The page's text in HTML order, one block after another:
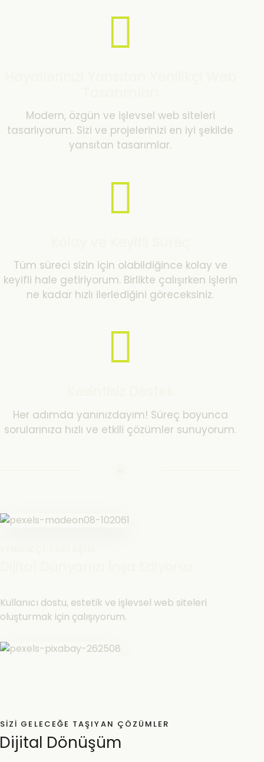
Modern, özgün ve işlevsel web siteleri
tasarlıyorum. Sizi ve projelerinizi en iyi şekilde
yansıtan tasarımlar.
Tüm süreci sizin için olabildiğince kolay ve
keyifli hale getiriyorum. Birlikte çalışırken işlerin
ne kadar hızlı ilerlediğini göreceksiniz.
Her adımda yanınızdayım! Süreç boyunca
sorularınıza hızlı ve etkili çözümler sunuyorum.
Kullanıcı dostu, estetik ve işlevsel web siteleri
oluşturmak için çalışıyorum.
SIZI GELECEĞE TAŞIYAN ÇÖZÜMLER
Dijital Dönüşüm